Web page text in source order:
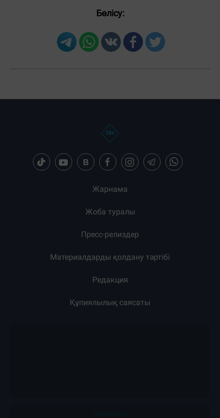
Бөлісу:
Жарнама
Жоба туралы
Пресс-релиздер
Материалдарды қолдану тәртібі
Редакция
Құпиялылық саясаты